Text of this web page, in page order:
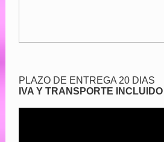
PLAZO DE ENTREGA 20 DIAS
IVA Y TRANSPORTE